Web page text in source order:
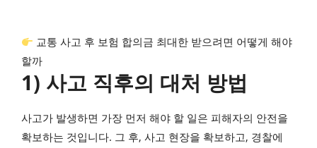
교통 사고 후 보험 합의금 최대한 받으려면 어떻게 해야
할까
1) 사고 직후의 대처 방법
사고가 발생하면 가장 먼저 해야 할 일은 피해자의 안전을
확보하는 것입니다. 그 후, 사고 현장을 확보하고, 경찰에